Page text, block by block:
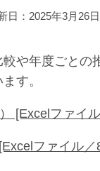
日：2025年3月26
や年度ごとの
す。
[Excelファイ
ファイル／